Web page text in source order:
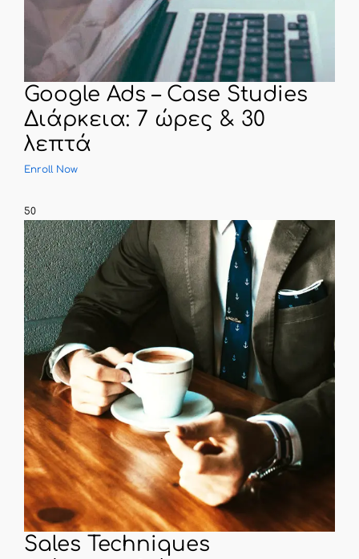
Google Ads – Case Studies
Διάρκεια: 7 ώρες & 30
λεπτά
Enroll Now
50
Sales Techniques